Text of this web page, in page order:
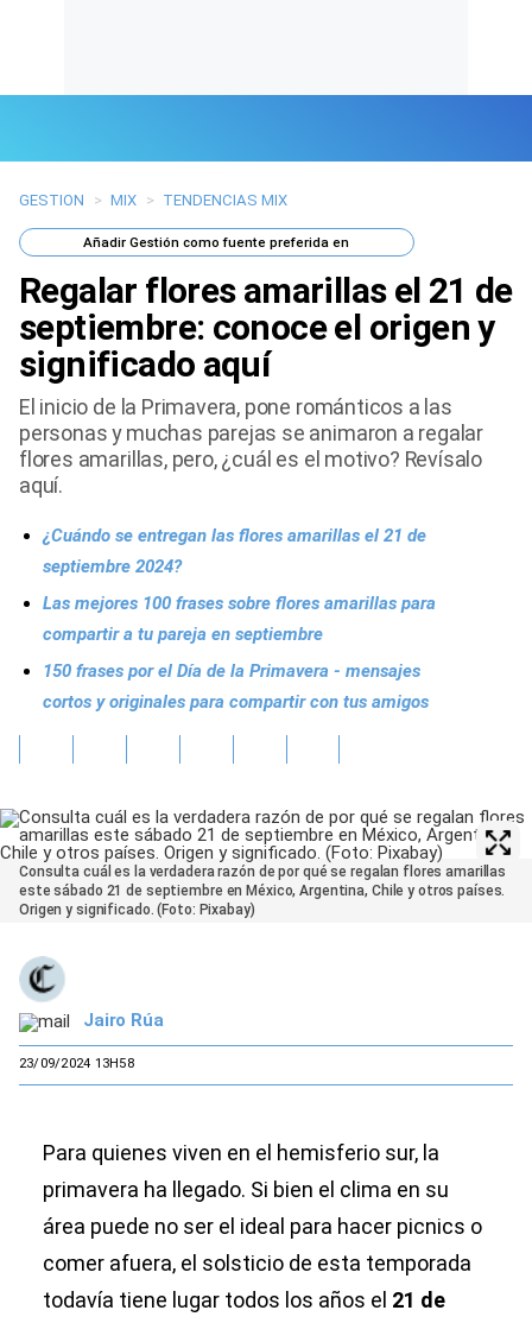
Últimas Noticias
Mi Bolsillo
Respuestas
Gente
Tendencias Mix
Sports
GESTION > MIX > TENDENCIAS MIX
AñadirGestión como fuente preferida en
Regalar flores amarillas el 21 de
septiembre: conoce el origen y
significado aquí
El inicio de la Primavera, pone románticos a las
personas y muchas parejas se animaron a regalar
flores amarillas, pero, ¿cuál es el motivo? Revísalo
aquí.
¿Cuándo se entregan las flores amarillas el 21 de
septiembre 2024?
Las mejores 100 frases sobre flores amarillas para
compartir a tu pareja en septiembre
150 frases por el Día de la Primavera - mensajes
cortos y originales para compartir con tus amigos
Consulta cuál es la verdadera razón de por qué se regalan flores amarillas
este sábado 21 de septiembre en México, Argentina, Chile y otros países.
Origen y significado. (Foto: Pixabay)
Jairo Rúa
23/09/2024 13H58
Para quienes viven en el hemisferio sur, la
primavera ha llegado. Si bien el clima en su
área puede no ser el ideal para hacer picnics o
comer afuera, el solsticio de esta temporada
todavía tiene lugar todos los años el 21 de